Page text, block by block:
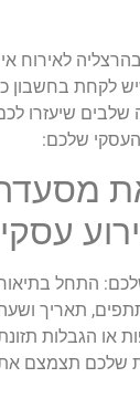
לאירוח
לקחת בחשבון
שיעזרו
שלכם:
עסקי
התחל
תאריך
או הגבלות
שלכם תצמצם את